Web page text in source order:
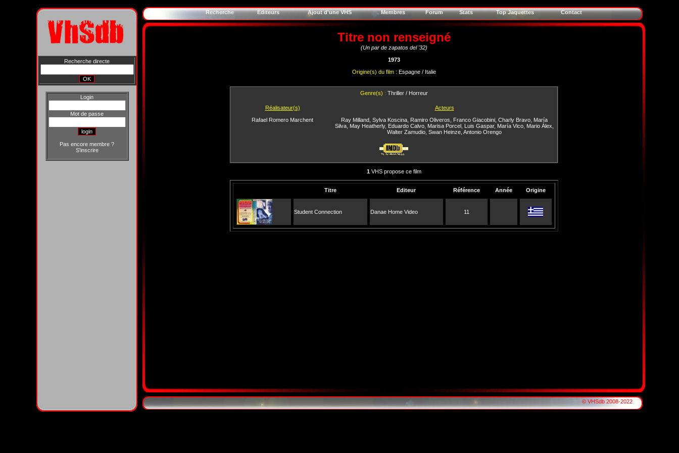
Recherche directe
Login
Mot de passe
Pas encore membre ?
S'inscrire
Recherche Editeurs Ajout d'une VHS Membres Forum Stats Top Jaquettes Contact
Titre non renseigné
(Un par de zapatos del '32)
1973
Origine(s) du film : Espagne / Italie
Genre(s) : Thriller / Horreur
Réalisateur(s)
Rafael Romero Marchent
Acteurs
Ray Milland Sylva Koscina Ramiro Oliveros Franco Giacobini Charly Bravo María
Silva May Heatherly, Eduardo Calvo Marisa Porcel Luis Gaspar, María Vico Mario Álex
Walter Zamudio Swan Heinze Antonio Orengo
1VHS propose ce film
Titre Editeur Référence Année Origine
Student Connection Danae Home Video 11
© VHSdb 2008-2022